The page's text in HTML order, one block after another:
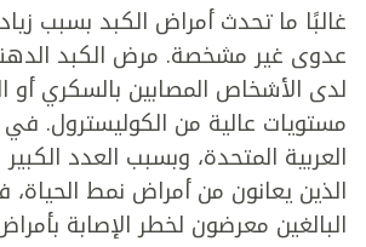
غالبًا ما تحدث أمراض الكبد بسبب
عدوى غير مشخصة. مرض الكبد
لدى الأشخاص المصابين بالسكري أو
مستويات عالية من الكوليسترول. في
العربية المتحدة، وبسبب العدد
الذين يعانون من أمراض نمط الحياة،
البالغين معرضون لخطر الإصابة